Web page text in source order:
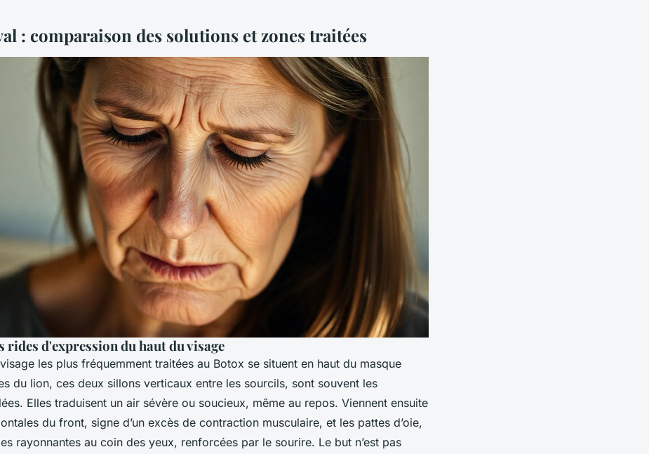
: comparaison des solutions et zones traitées
rides d'expression du haut du visage
les plus fréquemment traitées au Botox se situent en haut du masque
du lion, ces deux sillons verticaux entre les sourcils, sont souvent les
Elles traduisent un air sévère ou soucieux, même au repos. Viennent ensuite
du front, signe d’un excès de contraction musculaire, et les pattes d’oie,
rayonnantes au coin des yeux, renforcées par le sourire. Le but n’est pas